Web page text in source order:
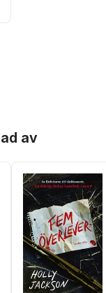
antal röster:
av